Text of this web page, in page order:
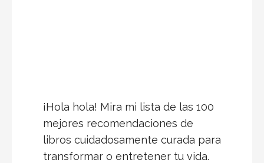
¡Hola hola! Mira mi lista de las 100
mejores recomendaciones de
libros cuidadosamente curada para
transformar o entretener tu vida.